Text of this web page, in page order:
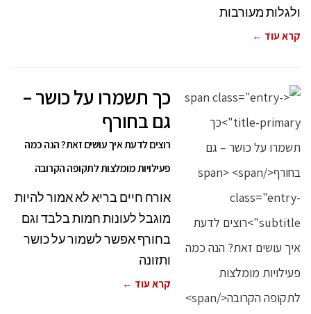
ולגלות מעורבות
קרא עוד ←
כך תשמרו על כושר –
גם בחורף
רוצים לדעת איך עושים זאת? הנה כמה
פעילויות מומלצות לתקופה הקרובה
אורח חיים בריא לא אמור להיות
מוגבל לעונות חמות בלבד וגם
בחורף אפשר לשמור על כושר
ותזונה
קרא עוד ←